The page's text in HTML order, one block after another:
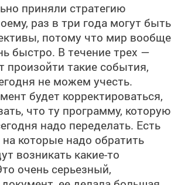
приняли стратегию
раз в три года могут быть
потому что мир вообще
быстро. В течение трех —
произойти такие события,
не можем учесть.
будет корректироваться,
что ту программу, которую
надо переделать. Есть
которые надо обратить
возникать какие-то
очень серьезный,